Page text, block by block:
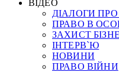
ВІДЕО
ДІАЛОГИ
ПРАВО В
ЗАХИСТ
ІНТЕРВ`Ю
НОВИНИ
ПРАВО ВІЙНИ